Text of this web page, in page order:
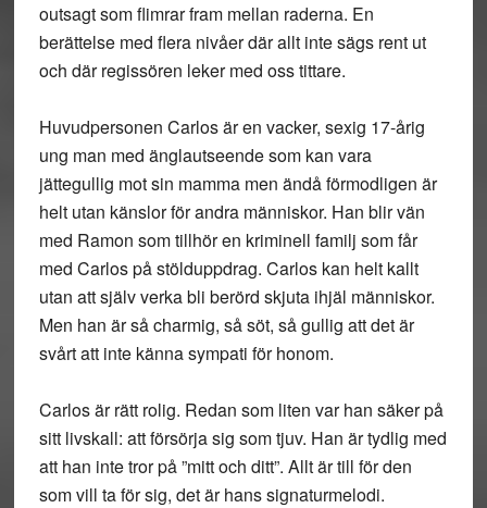
outsagt som flimrar fram mellan raderna. En
berättelse med flera nivåer där allt inte sägs rent ut
och där regissören leker med oss tittare.
Huvudpersonen Carlos är en vacker, sexig 17-årig
ung man med änglautseende som kan vara
jättegullig mot sin mamma men ändå förmodligen är
helt utan känslor för andra människor. Han blir vän
med Ramon som tillhör en kriminell familj som får
med Carlos på stölduppdrag. Carlos kan helt kallt
utan att själv verka bli berörd skjuta ihjäl människor.
Men han är så charmig, så söt, så gullig att det är
svårt att inte känna sympati för honom.
Carlos är rätt rolig. Redan som liten var han säker på
sitt livskall: att försörja sig som tjuv. Han är tydlig med
att han inte tror på ”mitt och ditt”. Allt är till för den
som vill ta för sig, det är hans signaturmelodi.